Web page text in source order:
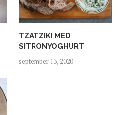
TZATZIKI MED
SITRONYOGHURT
september 13, 2020